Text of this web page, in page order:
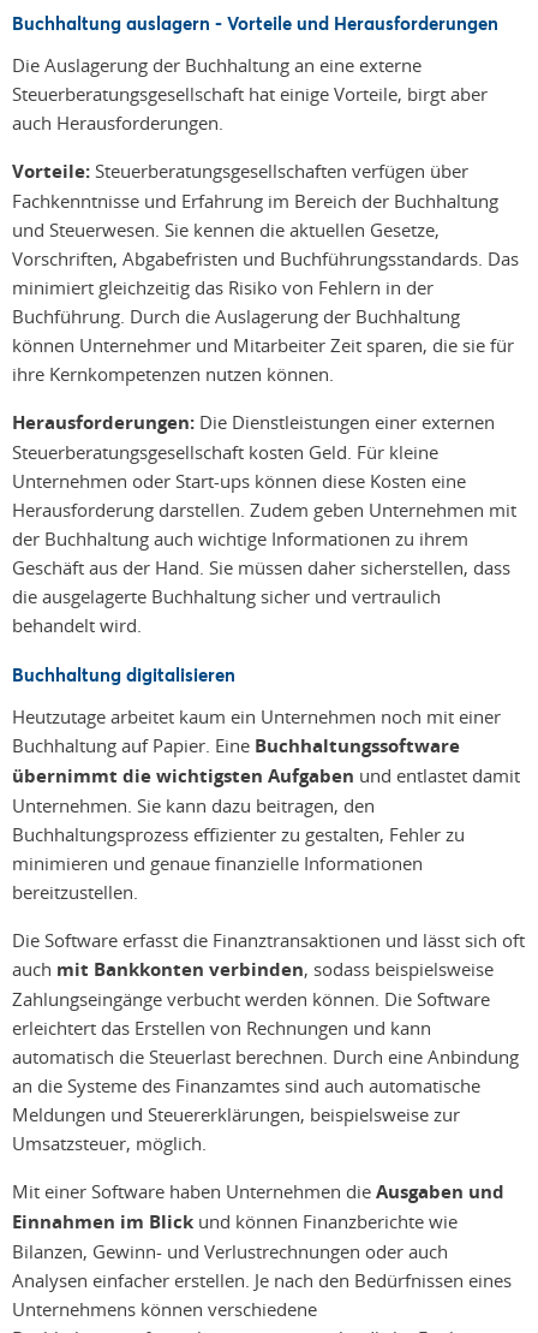
Buchhaltung auslagern - Vorteile und Herausforderungen
Die Auslagerung der Buchhaltung an eine externe
Steuerberatungsgesellschaft hat einige Vorteile, birgt aber
auch Herausforderungen.
Vorteile: Steuerberatungsgesellschaften verfügen über
Fachkenntnisse und Erfahrung im Bereich der Buchhaltung
und Steuerwesen. Sie kennen die aktuellen Gesetze,
Vorschriften, Abgabefristen und Buchführungsstandards. Das
minimiert gleichzeitig das Risiko von Fehlern in der
Buchführung. Durch die Auslagerung der Buchhaltung
können Unternehmer und Mitarbeiter Zeit sparen, die sie für
ihre Kernkompetenzen nutzen können.
Herausforderungen: Die Dienstleistungen einer externen
Steuerberatungsgesellschaft kosten Geld. Für kleine
Unternehmen oder Start-ups können diese Kosten eine
Herausforderung darstellen. Zudem geben Unternehmen mit
der Buchhaltung auch wichtige Informationen zu ihrem
Geschäft aus der Hand. Sie müssen daher sicherstellen, dass
die ausgelagerte Buchhaltung sicher und vertraulich
behandelt wird.
Buchhaltung digitalisieren
Heutzutage arbeitet kaum ein Unternehmen noch mit einer
Buchhaltung auf Papier. Eine Buchhaltungssoftware
übernimmt die wichtigsten Aufgaben und entlastet damit
Unternehmen. Sie kann dazu beitragen, den
Buchhaltungsprozess effizienter zu gestalten, Fehler zu
minimieren und genaue finanzielle Informationen
bereitzustellen.
Die Software erfasst die Finanztransaktionen und lässt sich oft
auch mit Bankkonten verbinden, sodass beispielsweise
Zahlungseingänge verbucht werden können. Die Software
erleichtert das Erstellen von Rechnungen und kann
automatisch die Steuerlast berechnen. Durch eine Anbindung
an die Systeme des Finanzamtes sind auch automatische
Meldungen und Steuererklärungen, beispielsweise zur
Umsatzsteuer, möglich.
Mit einer Software haben Unternehmen die Ausgaben und
Einnahmen im Blick und können Finanzberichte wie
Bilanzen, Gewinn- und Verlustrechnungen oder auch
Analysen einfacher erstellen. Je nach den Bedürfnissen eines
Unternehmens können verschiedene